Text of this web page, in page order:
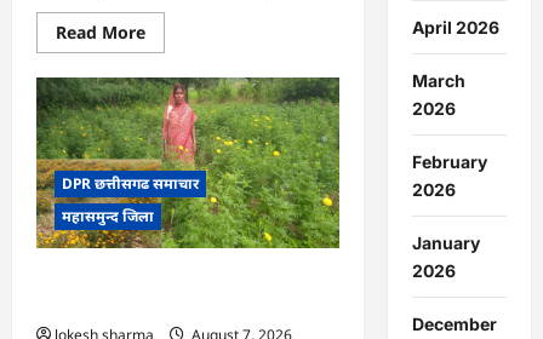
Read MoreRead
more
CG
:
15
अगस्त
को
जिले
में
आजादी
का
जश्न
साक्षरता
DPR छत्तीसगढ समाचार
महासमुन्द जिला
lokesh sharma
August 7, 2026
April 2026
March
2026
February
2026
January
2026
December